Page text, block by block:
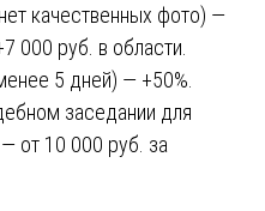
качественных фото) —
000 руб. в области.
5 дней) — +50%.
заседании для
от 10 000 руб. за